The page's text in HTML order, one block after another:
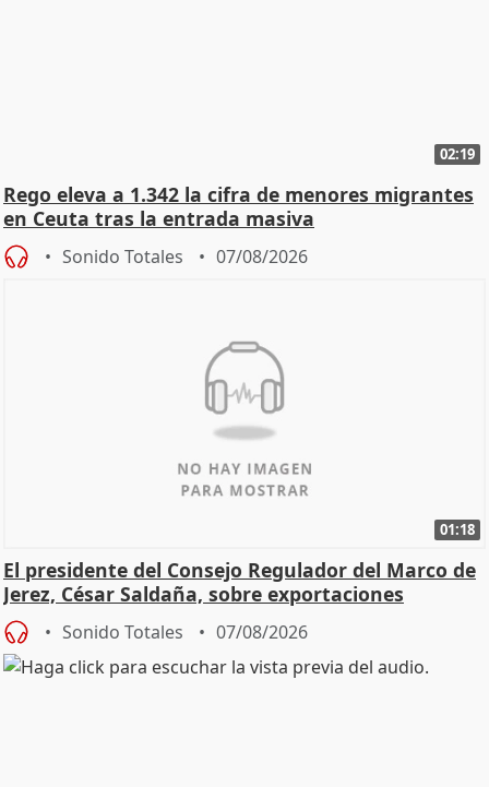
02:19
Rego eleva a 1.342 la cifra de menores migrantes
en Ceuta tras la entrada masiva
Sonido Totales 07/08/2026
01:18
El presidente del Consejo Regulador del Marco de
Jerez, César Saldaña, sobre exportaciones
Sonido Totales 07/08/2026